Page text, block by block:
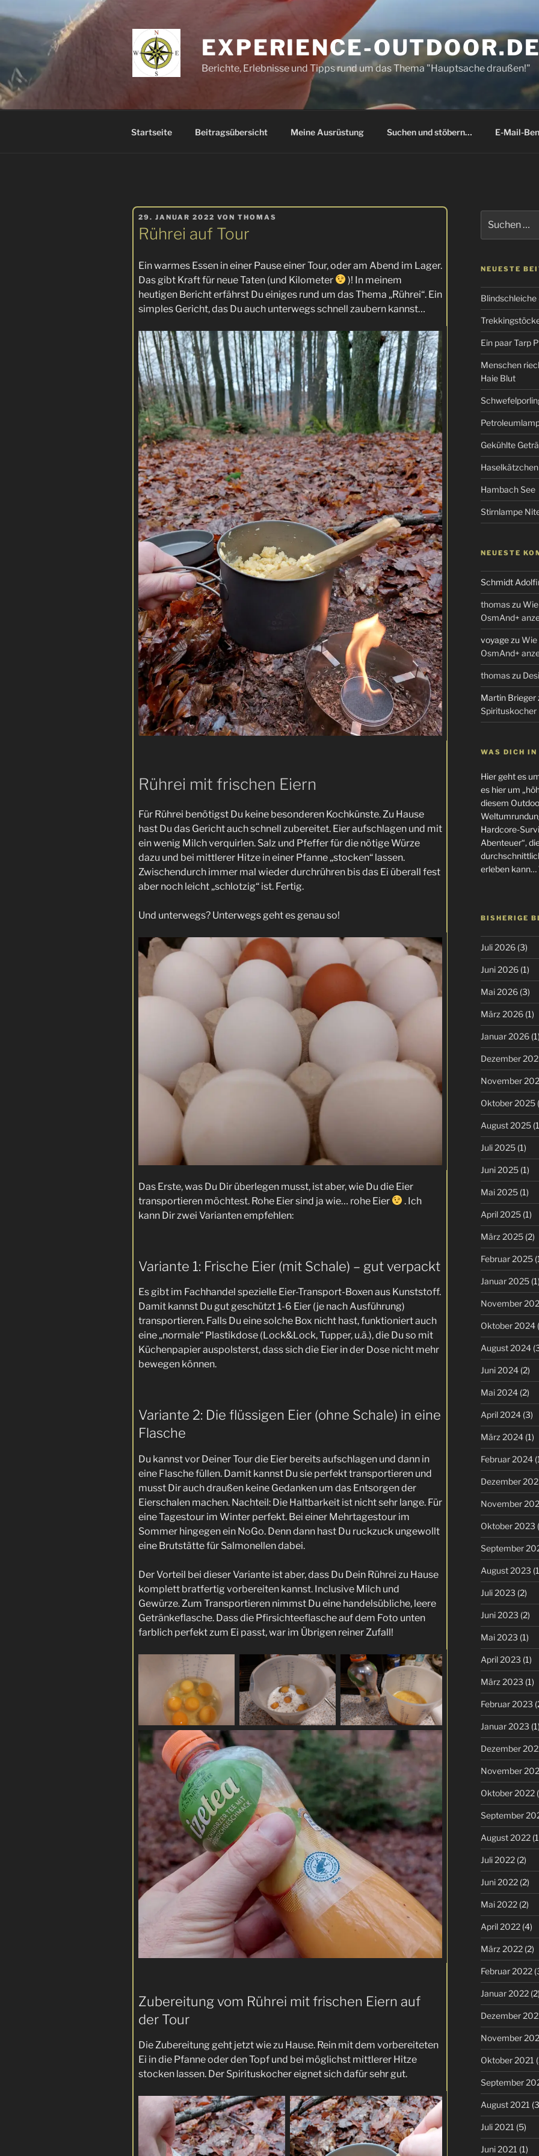
Inhalt
EXPERIENCE-OUTDOOR.DE
Berichte, Erlebnisse und Tipps rund um das Thema "Hauptsache draußen!"
Startseite Beitragsübersicht Meine Ausrüstung Suchen und stöbern… E-Mail-
VERÖFFENTLICHT
AM
29. JANUAR 2022 VON THOMAS
Rührei auf Tour
Ein warmes Essen in einer Pause einer Tour, oder am Abend im Lager.
Das gibt Kraft für neue Taten (und Kilometer
)! In meinem
heutigen Bericht erfährst Du einiges rund um das Thema „Rührei“. Ein
simples Gericht, das Du auch unterwegs schnell zaubern kannst…
Rührei mit frischen Eiern
Für Rührei benötigst Du keine besonderen Kochkünste. Zu Hause
hast Du das Gericht auch schnell zubereitet. Eier aufschlagen und mit
ein wenig Milch verquirlen. Salz und Pfeffer für die nötige Würze
dazu und bei mittlerer Hitze in einer Pfanne „stocken“ lassen.
Zwischendurch immer mal wieder durchrühren bis das Ei überall fest
aber noch leicht „schlotzig“ ist. Fertig.
Und unterwegs? Unterwegs geht es genau so!
Das Erste, was Du Dir überlegen musst, ist aber, wie Du die Eier
transportieren möchtest. Rohe Eier sind ja wie… rohe Eier
. Ich
kann Dir zwei Varianten empfehlen:
Variante 1: Frische Eier (mit Schale) – gut verpackt
Es gibt im Fachhandel spezielle Eier-Transport-Boxen aus Kunststoff.
Damit kannst Du gut geschützt 1-6 Eier (je nach Ausführung)
transportieren. Falls Du eine solche Box nicht hast, funktioniert auch
eine „normale“ Plastikdose (Lock&Lock, Tupper, u.ä.), die Du so mit
Küchenpapier auspolsterst, dass sich die Eier in der Dose nicht mehr
bewegen können.
Variante 2: Die flüssigen Eier (ohne Schale) in eine
Flasche
Du kannst vor Deiner Tour die Eier bereits aufschlagen und dann in
eine Flasche füllen. Damit kannst Du sie perfekt transportieren und
musst Dir auch draußen keine Gedanken um das Entsorgen der
Eierschalen machen. Nachteil: Die Haltbarkeit ist nicht sehr lange. Für
eine Tagestour im Winter perfekt. Bei einer Mehrtagestour im
Sommer hingegen ein NoGo. Denn dann hast Du ruckzuck ungewollt
eine Brutstätte für Salmonellen dabei.
Der Vorteil bei dieser Variante ist aber, dass Du Dein Rührei zu Hause
komplett bratfertig vorbereiten kannst. Inclusive Milch und
Gewürze. Zum Transportieren nimmst Du eine handelsübliche, leere
Getränkeflasche. Dass die Pfirsichteeflasche auf dem Foto unten
farblich perfekt zum Ei passt, war im Übrigen reiner Zufall!
Zubereitung vom Rührei mit frischen Eiern auf
der Tour
Die Zubereitung geht jetzt wie zu Hause. Rein mit dem vorbereiteten
Ei in die Pfanne oder den Topf und bei möglichst mittlerer Hitze
stocken lassen. Der Spirituskocher eignet sich dafür sehr gut.
nach:
NEUESTE
Blindschleiche
Ein paar Tarp
Menschen
Haie Blut
Gekühlte
Hambach See
Stirnlampe
NEUESTE
Schmidt
thomaszu
OsmAnd+
voyagezu Wie
OsmAnd+
thomaszu
Martin Brieger
Spirituskocher
WAS DICH IN
Hier geht es
es hier um
diesem
Hardcore-
Abenteuer“,
erleben kann…
BISHERIGE
Juli 2026(3)
Juni 2026(1)
Mai 2026(3)
März 2026(1)
Januar 2026(1)
Dezember
November
Oktober 2025
August 2025
Juli 2025(1)
Juni 2025(1)
Mai 2025(1)
April 2025(1)
März 2025(2)
Februar 2025
Januar 2025(1)
November
Oktober 2024
August 2024
Juni 2024(2)
Mai 2024(2)
April 2024(3)
März 2024(1)
Februar 2024
Dezember
November
Oktober 2023
September
August 2023
Juli 2023 (2)
Juni 2023 (2)
Mai 2023 (1)
April 2023 (1)
März 2023 (1)
Februar 2023
Januar 2023 (1)
Dezember
November
Oktober 2022
September
August 2022
Juli 2022(2)
Juni 2022(2)
Mai 2022(2)
April 2022(4)
März 2022(2)
Februar 2022
Januar 2022(2)
Dezember
November
Oktober 2021
September
August 2021
Juli 2021 (5)
Juni 2021 (1)